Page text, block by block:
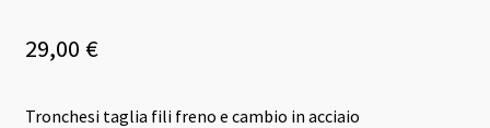
29,00 €
Tronchesi taglia fili freno e cambio in acciaio